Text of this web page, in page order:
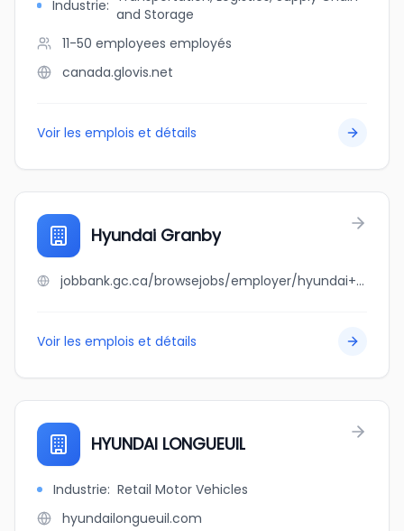
Industrie: and Storage
11-50 employees employés
canada.glovis.net
Voir les emplois et détails
Hyundai Granby
jobbank.gc.ca/browsejobs/employer/hyundai+granby/ca
Voir les emplois et détails
HYUNDAI LONGUEUIL
Industrie: Retail Motor Vehicles
hyundailongueuil.com